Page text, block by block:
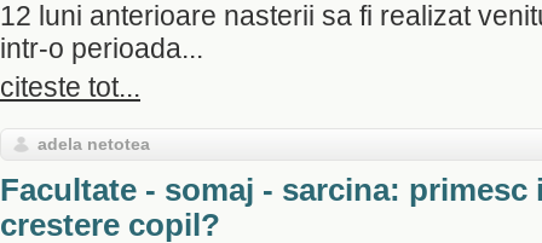
12 luni anterioare nasterii sa fi realizat
intr-o perioada...
citeste tot...
adela netotea
Facultate - somaj - sarcina: primesc
crestere copil?